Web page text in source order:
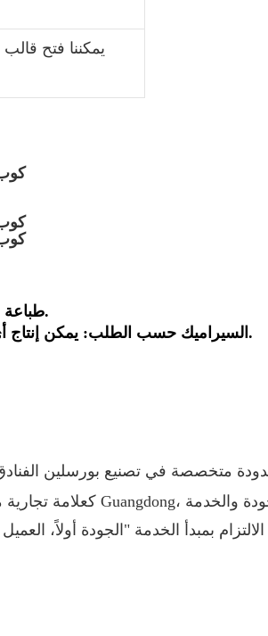
1. طباعة الشعار: يمكن طباعة أي شعار على أدوات المائدة إذا قدمت لنا تصميم شعارك.
2. السيراميك حسب الطلب: يمكن إنتاج أي أواني طعام ذات أشكال خاصة وفقًا للعينة الأصلية والرسومات الفنية للعميل.
الالتزام بمبدأ الخدمة "الجودة أولاً،